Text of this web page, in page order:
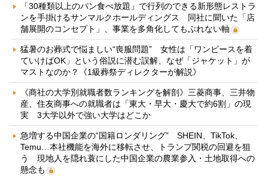
「30種類以上のパン食べ放題」で行列のできる新形態レストラ
ンを手掛けるサンマルクホールディングス 同社に聞いた「店
舗展開のコンセプト」、事業を多角化してもぶれない軸
猛暑のお葬式で悩ましい“喪服問題” 女性は「ワンピースを着
ていけばOK」という俗説に潜む誤解、なぜ「ジャケット」が
マストなのか？《1級葬祭ディレクターが解説》
《商社の大学別就職者数ランキングを解剖》三菱商事、三井物
産、住友商事への就職者は「東大・早大・慶大で約6割」の現
実 3大学以外で強い大学はどこか
急増する中国企業の“国籍ロンダリング” SHEIN、TikTok、
Temu…本社機能を海外に移転させ、トランプ関税の回避を狙
う 現地人を隠れ蓑にした中国企業の農業参入・土地取得への
懸念も